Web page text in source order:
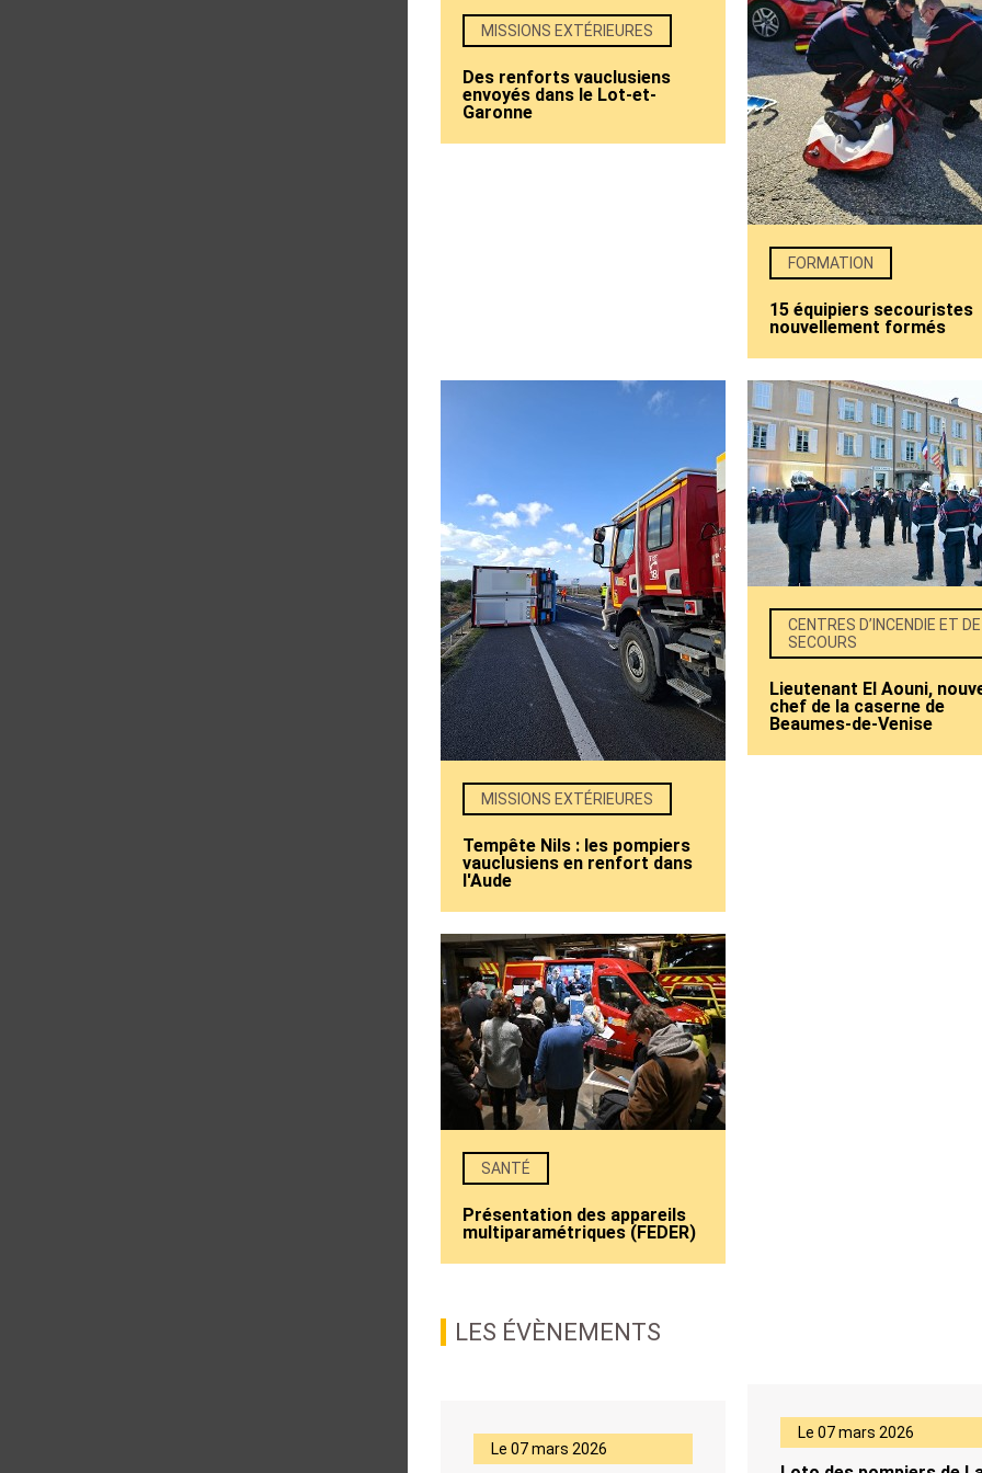
MISSIONS EXTÉRIEURES
Des renforts vauclusiens
envoyés dans le Lot-et-
Garonne
FORMATION
15 équipiers secouristes
nouvellement formés
MISSIONS EXTÉRIEURES
Tempête Nils : les pompiers
vauclusiens en renfort dans
l'Aude
CENTRES D’INCENDIE ET DE
SECOURS
Lieutenant El Aouni,
chef de la caserne de
Beaumes-de-Venise
SANTÉ
Présentation des appareils
multiparamétriques (FEDER)
LES ÉVÈNEMENTS
Le 07 mars 2026
Le 07 mars 2026